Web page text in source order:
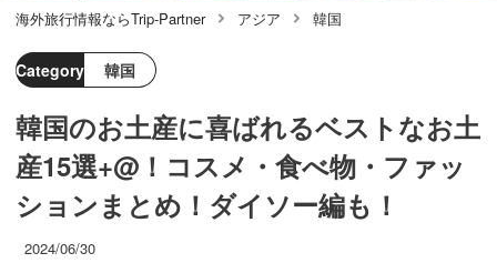
海外旅行情報ならTrip-Partner アジア 韓国
Category 韓国
韓国のお土産に喜ばれるベストなお土
産15選+@！コスメ・食べ物・ファッ
ションまとめ！ダイソー編も！
2024/06/30